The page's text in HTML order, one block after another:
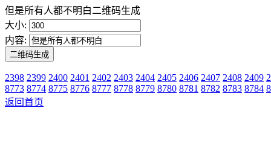
但是所有人都不明白二维码生成
大小:
内容:
2398 2399 2400 2401 2402 2403 2404 2405 2406 2407 2408 2409
8773 8774 8775 8776 8777 8778 8779 8780 8781 8782 8783 8784
返回首页